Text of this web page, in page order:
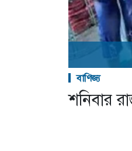
বাণিজ্য
শনিবার